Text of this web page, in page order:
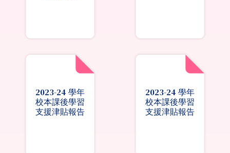
2023-24 學年
校本課後學習
支援津貼報告
2023-24 學年
校本課後學習
支援津貼報告